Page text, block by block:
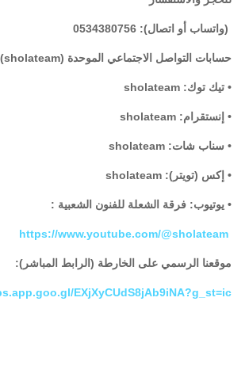
(واتساب أو اتصال): 0534380756
حسابات التواصل الاجتماعي الموحدة (sholateam):
• تيك توك: sholateam
• إنستقرام: sholateam
• سناب شات: sholateam
• إكس (تويتر): sholateam
• يوتيوب: فرقة الشعلة للفنون الشعبية :
https://www.youtube.com/@sholateam
موقعنا الرسمي على الخارطة (الرابط المباشر):
EXjXyCUdS8jAb9iNA?g_st=ic